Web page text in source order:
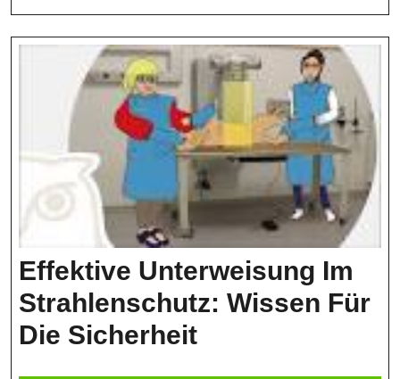
Effektive Unterweisung Im
Strahlenschutz: Wissen Für
Die SicherheitEffektive